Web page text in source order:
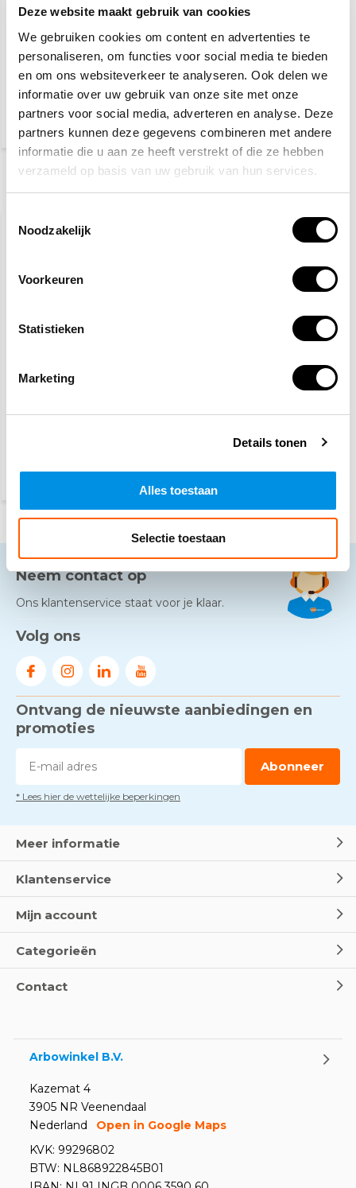
Deze website maakt gebruik van cookies
We gebruiken cookies om content en advertenties te
personaliseren, om functies voor social media te bieden
en om ons websiteverkeer te analyseren. Ook delen we
informatie over uw gebruik van onze site met onze
partners voor social media, adverteren en analyse. Deze
partners kunnen deze gegevens combineren met andere
informatie die u aan ze heeft verstrekt of die ze hebben
verzameld op basis van uw gebruik van hun services.
Noodzakelijk
Voorkeuren
Statistieken
Marketing
Details tonen
Alles toestaan
Selectie toestaan
Gasafsluiter sticker
2,60
(3,15 Incl. btw)
Recent bekeken
Waterafsluiter sticker
Neem contact op
Ons klantenservice staat voor je klaar.
Volg ons
Ontvang de nieuwste aanbiedingen en
promoties
Abonneer
* Lees hier de wettelijke beperkingen
Meer informatie
Klantenservice
Mijn account
Categorieën
Contact
Arbowinkel B.V.
Kazemat 4
3905 NR Veenendaal
Nederland
Open in Google Maps
KVK: 99296802
BTW: NL868922845B01